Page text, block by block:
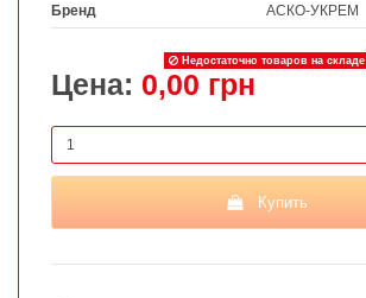
Бренд АСКО-УКРЕМ
Недостаточно товаров на складе
Цена: 0,00 грн
Купить